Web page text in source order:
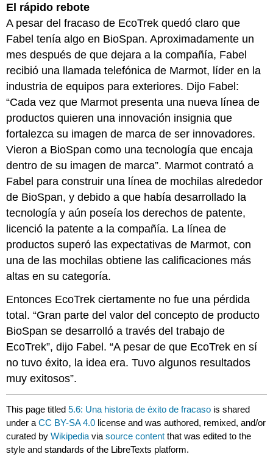
El rápido rebote
A pesar del fracaso de EcoTrek quedó claro que
Fabel tenía algo en BioSpan. Aproximadamente un
mes después de que dejara a la compañía, Fabel
recibió una llamada telefónica de Marmot, líder en la
industria de equipos para exteriores. Dijo Fabel:
“Cada vez que Marmot presenta una nueva línea de
productos quieren una innovación insignia que
fortalezca su imagen de marca de ser innovadores.
Vieron a BioSpan como una tecnología que encaja
dentro de su imagen de marca”. Marmot contrató a
Fabel para construir una línea de mochilas alrededor
de BioSpan, y debido a que había desarrollado la
tecnología y aún poseía los derechos de patente,
licenció la patente a la compañía. La línea de
productos superó las expectativas de Marmot, con
una de las mochilas obtiene las calificaciones más
altas en su categoría.
Entonces EcoTrek ciertamente no fue una pérdida
total. “Gran parte del valor del concepto de producto
BioSpan se desarrolló a través del trabajo de
EcoTrek”, dijo Fabel. “A pesar de que EcoTrek en sí
no tuvo éxito, la idea era. Tuvo algunos resultados
muy exitosos”.
This page titled5.6: Una historia de éxito de fracaso is shared
under aCC BY-SA 4.0 license and was authored, remixed, and/or
curated byWikipedia viasource content that was edited to the
style and standards of the LibreTexts platform.